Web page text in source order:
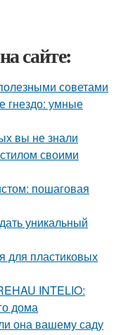
сайте:
советами
гнездо: умные
вы не знали
своими
пошаговая
уникальный
для пластиковых
INTELIO:
дома
она вашему саду